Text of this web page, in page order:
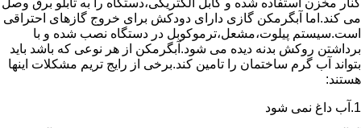
کنار مخزن استفاده شده و کابل الکتریکی،دستگاه را به تابلو برق وصل
می کند.اما آبگرمکن گازی دارای دودکش برای خروج گازهای احتراقی
است.سیستم پیلوت،مشعل،ترموکوبل در دستگاه نصب شده و با
برداشتن روکش بدنه دیده می شود.آبگرمکن از هر نوعی که باشد باید
بتواند آب گرم ساختمان را تامین کند.برخی از رایج تریم مشکلات اینها
هستند:
1.آب داغ نمی شود